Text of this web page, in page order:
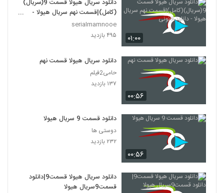
۰۱:۰۰
دانلود سریال هیولا قسمت 9(سریال)
(کامل)|قسمت نهم سریال هیولا -
دانلود قانونی
serialmamnooe
۴۹۵ بازدید
۰۰:۵۶
دانلود سریال هیولا قسمت نهم
حامی2فیلم
۱۳۷ بازدید
۰۰:۵۶
دانلود قسمت 9 سریال هیولا
دوستی ها
۲۳۲ بازدید
دانلود سریال هیولا قسمت9|دانلود
قسمت9سریال هیولا